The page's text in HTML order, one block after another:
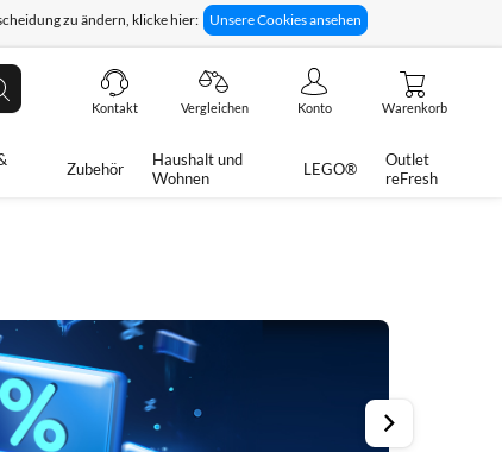
zu ändern, klicke hier: Unsere Cookies ansehen
Rückgaberecht Technische Unterstützung
Kontakt Vergleichen Konto Warenkorb
Zubehör
Haushalt und
Wohnen
LEGO®
Outlet
reFresh